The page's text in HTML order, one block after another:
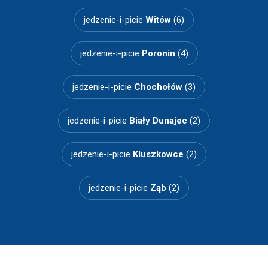
jedzenie-i-picie Witów (6)
jedzenie-i-picie Poronin (4)
jedzenie-i-picie Chochołów (3)
jedzenie-i-picie Biały Dunajec (2)
jedzenie-i-picie Kluszkowce (2)
jedzenie-i-picie Ząb (2)